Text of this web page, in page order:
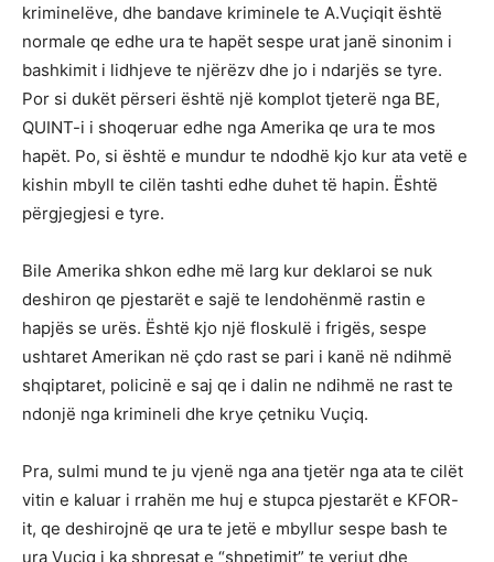
kriminelëve, dhe bandave kriminele te A.Vuçiqit është
normale qe edhe ura te hapët sespe urat janë sinonim i
bashkimit i lidhjeve te njërëzv dhe jo i ndarjës se tyre.
Por si dukët përseri është një komplot tjeterë nga BE,
QUINT-i i shoqeruar edhe nga Amerika qe ura te mos
hapët. Po, si është e mundur te ndodhë kjo kur ata vetë e
kishin mbyll te cilën tashti edhe duhet të hapin. Është
përgjegjesi e tyre.
Bile Amerika shkon edhe më larg kur deklaroi se nuk
deshiron qe pjestarët e sajë te lendohënmë rastin e
hapjës se urës. Është kjo një floskulë i frigës, sespe
ushtaret Amerikan në çdo rast se pari i kanë në ndihmë
shqiptaret, policinë e saj qe i dalin ne ndihmë ne rast te
ndonjë nga krimineli dhe krye çetniku Vuçiq.
Pra, sulmi mund te ju vjenë nga ana tjetër nga ata te cilët
vitin e kaluar i rrahën me huj e stupca pjestarët e KFOR-
it, qe deshirojnë qe ura te jetë e mbyllur sespe bash te
ura Vuçiq i ka shpresat e “shpetimit” te veriut dhe